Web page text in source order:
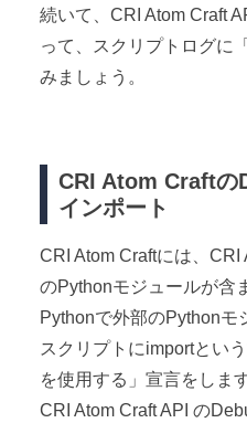
続いて、CRI Atom Craft
って、スクリプトログに
みましょう。
CRI Atom Craftの
インポート
CRI Atom Craftには、
のPythonモジュールが含
Pythonで外部のPythonモ
スクリプトにimportとい
を使用する」宣言をします
CRI Atom Craft API の